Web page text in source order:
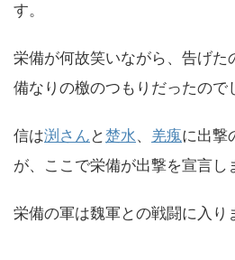
す。
栄備が何故笑いながら、告げた
備なりの檄のつもりだったので
信は渕さん と楚水、 羌瘣に出撃
が、ここで栄備が出撃を宣言し
栄備の軍は魏軍との戦闘に入り